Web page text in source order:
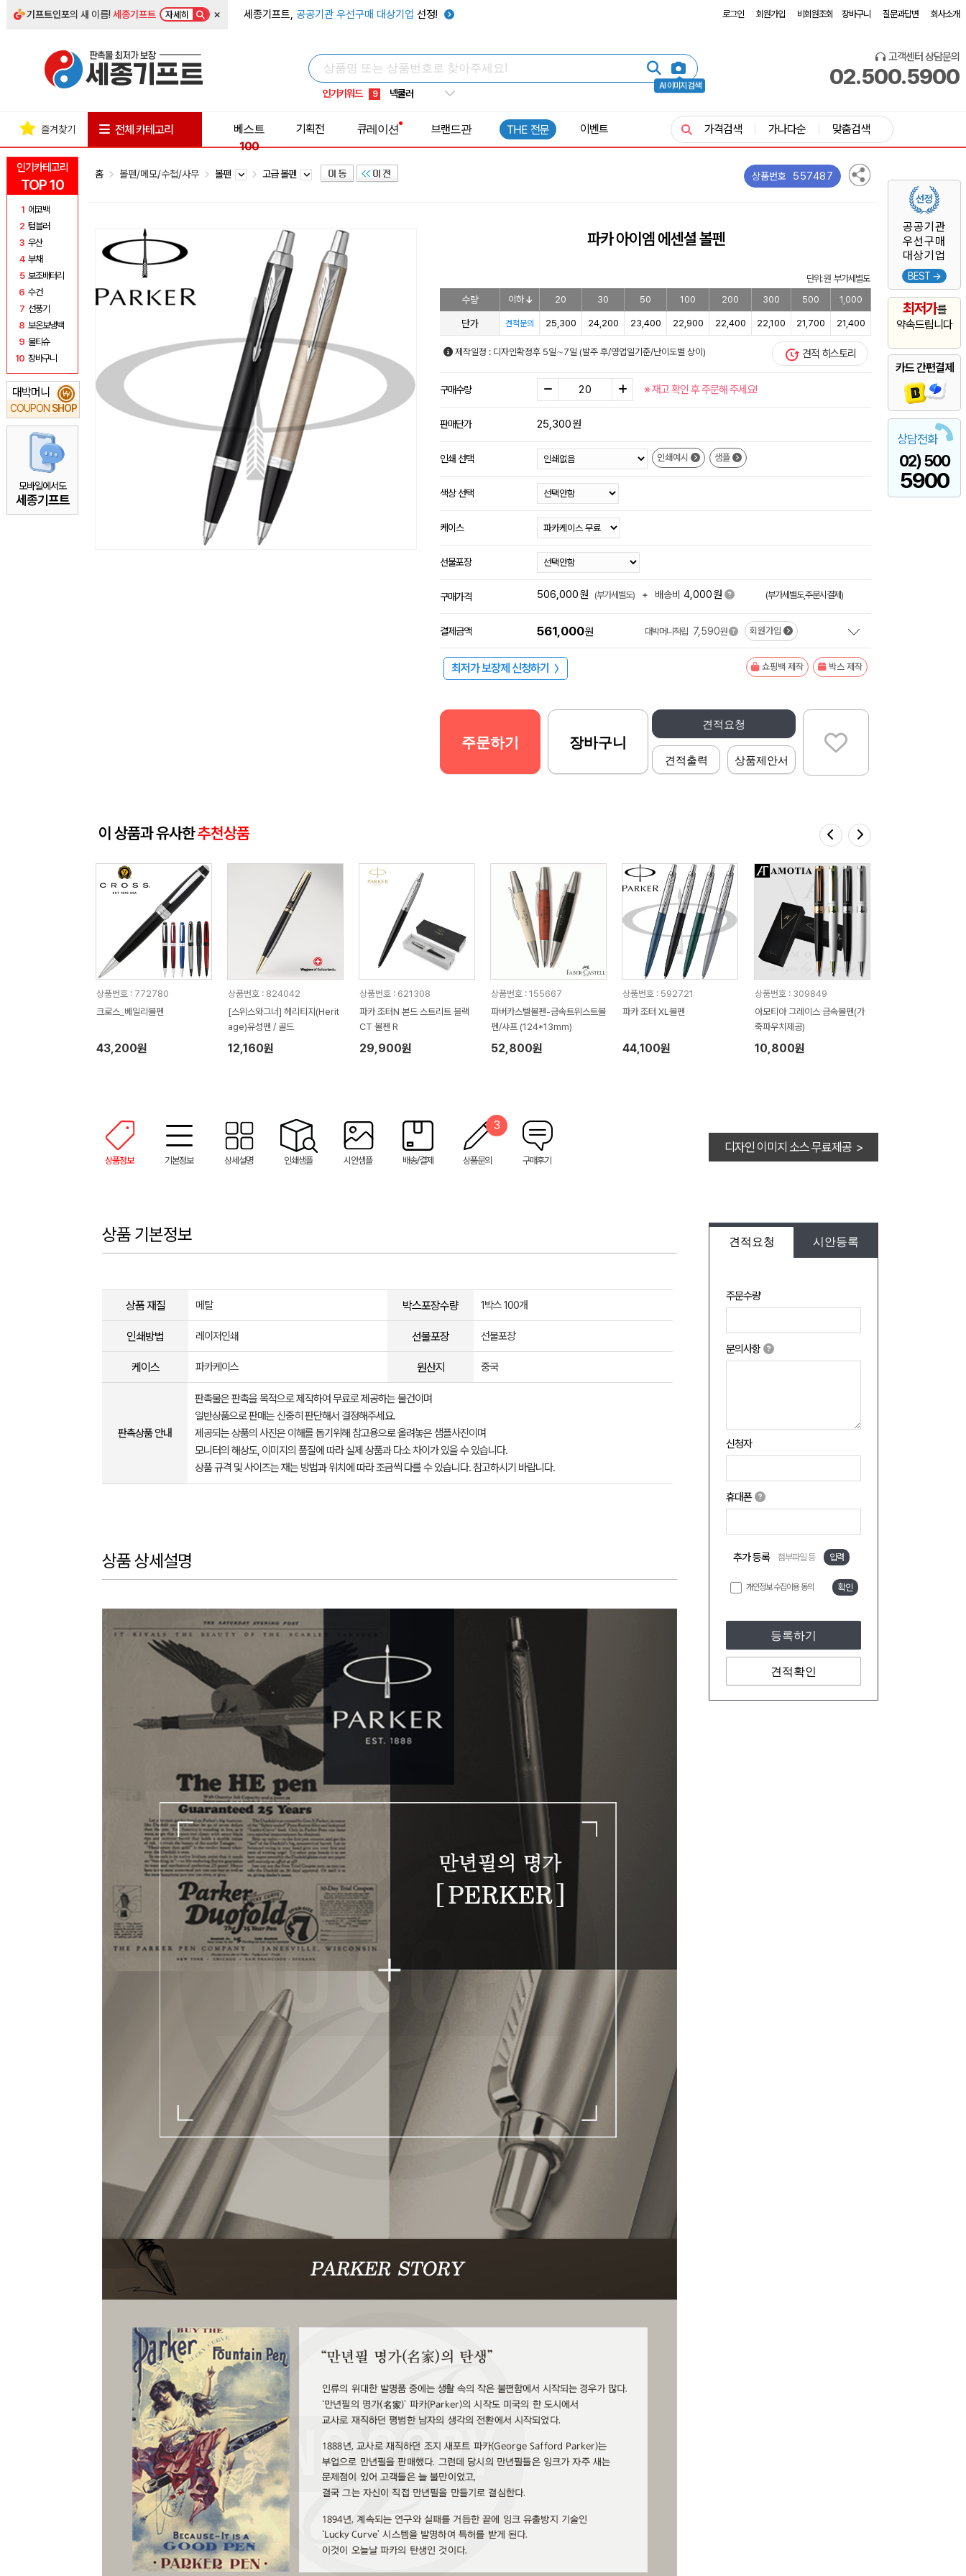
기프트인포의 새 이름!세종기프트 자세히 × 세종기프트, 공공기관 우선구매 대상기업 선정! 로그인 회원가입 비회원조회 장바구니 질문과답변 회사소개
AI 이미지 검색
인기키워드
5 키캡
8 쿨토시
9 넥쿨러
1 선풍기
고객센터 상담문의
02.500.5900
인기카테고리
TOP 10
1 에코백
2 텀블러
3 우산
4 부채
5 보조배터리
6 수건
7 선풍기
8 보온보냉백
9 물티슈
10 장바구니
대박머니
COUPON SHOP
₩
모바일에서도
세종기프트
공공기관
우선구매
대상기업
BEST →
최저가를
약속드립니다
카드 간편결제
상담전화
02) 500
5900
즐겨찾기 전체 카테고리
베스트
100
기획전 큐레이션 브랜드관 THE 전문 이벤트 가격검색 가나다순 맞춤검색
홈 볼펜/메모/수첩/사무 볼펜 고급 볼펜 상품번호 557487
파카 아이엠 에센셜 볼펜
단위: 원 부가세별도
수량 이하 20 30 50 100 200 300 500 1,000
단가 견적문의 25,300 24,200 23,400 22,900 22,400 22,100 21,700 21,400
제작일정 : 디자인확정후 5일∼7일 (발주 후/영업일기준/난이도별 상이) 견적 히스토리
구매수량 ※ 재고 확인 후 주문해 주세요!
판매단가 25,300원
인쇄 선택 인쇄예시 샘플
색상 선택
케이스
선물포장
구매가격 506,000원 (부가세별도) + 배송비 4,000원 (부가세별도,주문시결제)
결제금액 561,000원 대박머니적립 7,590원 회원가입
최저가 보장제 신청하기 〉 쇼핑백 제작 박스 제작
견적요청
견적출력 상품제안서
주문하기 장바구니
이 상품과 유사한추천상품
상품번호 : 772780
크로스_베일리볼펜
43,200원
상품번호 : 824042
[스위스와그너] 헤리티지(Herit
age)유성펜 / 골드
12,160원
상품번호 : 621308
파카 조터N 본드 스트리트 블랙
CT 볼펜 R
29,900원
상품번호 : 155667
파버카스텔볼펜-금속트위스트볼
펜/샤프 (124*13mm)
52,800원
상품번호 : 592721
파카 조터 XL볼펜
44,100원
상품번호 : 309849
아모티아 그레이스 금속볼펜(가
죽파우치제공)
10,800원
상품정보 기본정보 상세설명 인쇄샘플 시안샘플 배송/결제 상품문의
3
구매후기
디자인 이미지 소스 무료제공 >
견적요청 시안등록
주문수량
문의사항
신청자
휴대폰
추가 등록 첨부파일 등 입력
개인정보 수집이용 동의 확인
등록하기
견적확인
상품 기본정보
상품 재질 메탈 박스포장수량 1박스 100개
인쇄방법 레이저인쇄 선물포장 선물포장
케이스 파카케이스 원산지 중국
판촉상품 안내
판촉물은 판촉을 목적으로 제작하여 무료로 제공하는 물건이며
일반상품으로 판매는 신중히 판단해서 결정해주세요.
제공되는 상품의 사진은 이해를 돕기위해 참고용으로 올려놓은 샘플사진이며
모니터의 해상도, 이미지의 품질에 따라 실제 상품과 다소 차이가 있을 수 있습니다.
상품 규격 및 사이즈는 재는 방법과 위치에 따라 조금씩 다를 수 있습니다. 참고하시기 바랍니다.
상품 상세설명